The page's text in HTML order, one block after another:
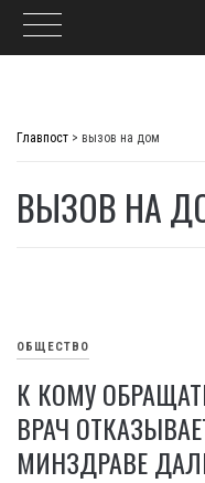
Главпост > вызов на дом
ВЫЗОВ НА
ОБЩЕСТВО
К КОМУ
ВРАЧ
МИНЗДРАВЕ